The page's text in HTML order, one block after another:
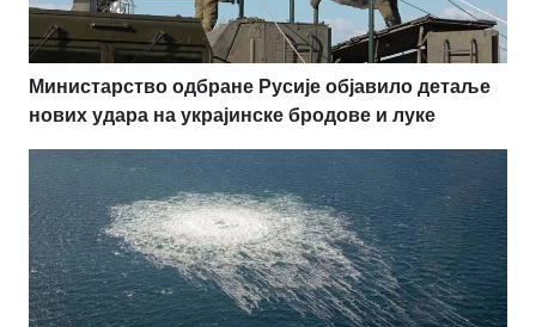
Министарство одбране Русије објавило детаље
нових удара на украјинске бродове и луке